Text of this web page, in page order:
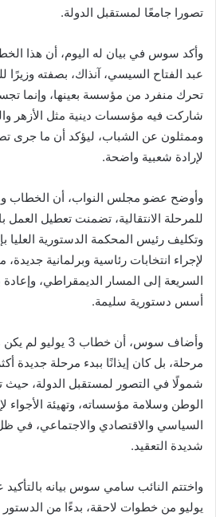
تصورا جامعًا لمستقبل الدولة.
وأكد سوس في بيان له اليوم، أن هذا
عبد الفتاح السيسي، آنذاك، بصفته وزيرًا
تحرك منفرد من مؤسسة بعينها، وإنما
شاركت فيه مؤسسات دينية مثل الأزهر
وممثلون عن الشباب، ليؤكد أن ما جرى
لإرادة شعبية واضحة.
وأوضح عضو مجلس النواب، أن الخطاب
للمرحلة الانتقالية، تضمنت تعطيل
وتكليف رئيس المحكمة الدستورية العليا
لإجراء انتخابات رئاسية وبرلمانية
السريعة إلى المسار الديمقراطي،
أسس دستورية سليمة.
وأضاف سوس، أن خطاب
مرحلة، بل كان إيذانًا ببدء مرحلة جديدة
شمولًا في التصور لمستقبل الدولة،
الوطن وسلامة مؤسساته، وتهيئة الأجواء
السياسي والاقتصادي والاجتماعي، في
شديدة التعقيد.